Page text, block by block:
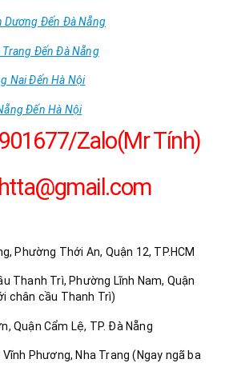
Dương Đến Đà Nẵng
Trang Đến Đà Nẵng
Nai Đến Hà Nội
Đến Hà Nội
Zalo(Mr Tính)
Phường Thới An, Quận 12, TP.HCM
Thanh Trì, Phường Lĩnh Nam, Quận
chân cầu Thanh Trì)
Quận Cẩm Lệ, TP. Đà Nẵng
Phương, Nha Trang (Ngay ngã ba